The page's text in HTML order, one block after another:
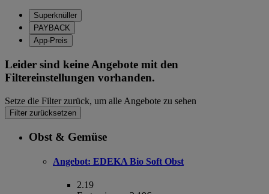
Superknüller
PAYBACK
App-Preis
Leider sind keine Angebote mit den
Filtereinstellungen vorhanden.
Setze die Filter zurück, um alle Angebote zu sehen
Filter zurücksetzen
Obst & Gemüse
Angebot: EDEKA Bio Soft Obst
2.19